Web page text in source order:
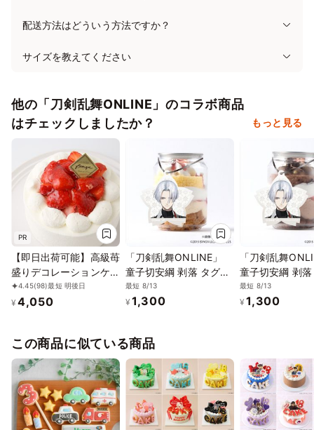
配送方法はどういう方法ですか？
サイズを教えてください
他の「刀剣乱舞ONLINE」のコラボ商品
はチェックしましたか？
もっと見る
PR
【即日出荷可能】高級苺
盛りデコレーションケー
キ 4号 12cm
4.45(98)最短 明後日
¥ 4,050
「刀剣乱舞ONLINE」
童子切安綱 剥落 タグ付
きケーキ缶（イチゴカス
タード）
最短 8/13
¥ 1,300
「刀剣乱舞
童子切安綱 剥
きケーキ缶（ダ
コレート）
最短 8/13
¥ 1,300
この商品に似ている商品